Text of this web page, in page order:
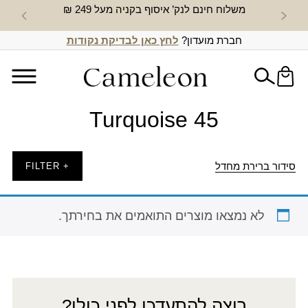
משלוח חינם לנק’ איסוף בקניה מעל 249 ₪ חדש
חברת מועדון? לחץ כאן לבדיקת נקודות
Turquoise 45
סידור ברירת מחדל + FILTER
לא נמצאו מוצרים התואמים את בחירתך.